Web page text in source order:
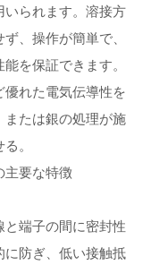
られます。溶接方
、操作が簡単で、
を保証できます。
れた電気伝導性を
たは銀の処理が施
。
主要な特徴
端子の間に密封性
防ぎ、低い接触抵